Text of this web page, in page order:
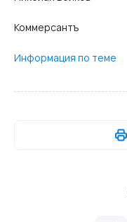
Коммерсантъ
Информация по теме